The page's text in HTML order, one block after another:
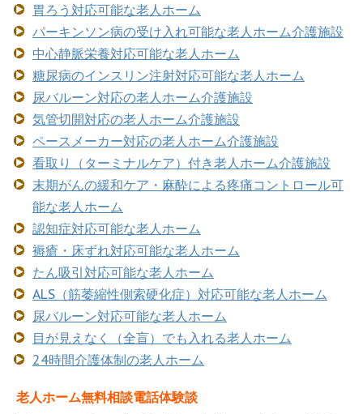
胃ろう対応可能な老人ホーム
パーキンソン病の受け入れ可能な老人ホーム介護施設
中心静脈栄養対応可能な老人ホーム
糖尿病のインスリン注射対応可能な老人ホーム
尿バルーン対応の老人ホーム介護施設
気管切開対応の老人ホーム介護施設
ペースメーカー対応の老人ホーム介護施設
看取り（ターミナルケア）付き老人ホーム介護施設
末期がんの緩和ケア・麻酔による疼痛コントロール可
能な老人ホーム
認知症対応可能な老人ホーム
褥瘡・床ずれ対応可能な老人ホーム
たん吸引対応可能な老人ホーム
ALS（筋萎縮性側索硬化症）対応可能な老人ホーム
尿バルーン対応可能な老人ホーム
目が見えなく（全盲）でも入れる老人ホーム
24時間介護体制の老人ホーム
老人ホーム無料相談電話体験談